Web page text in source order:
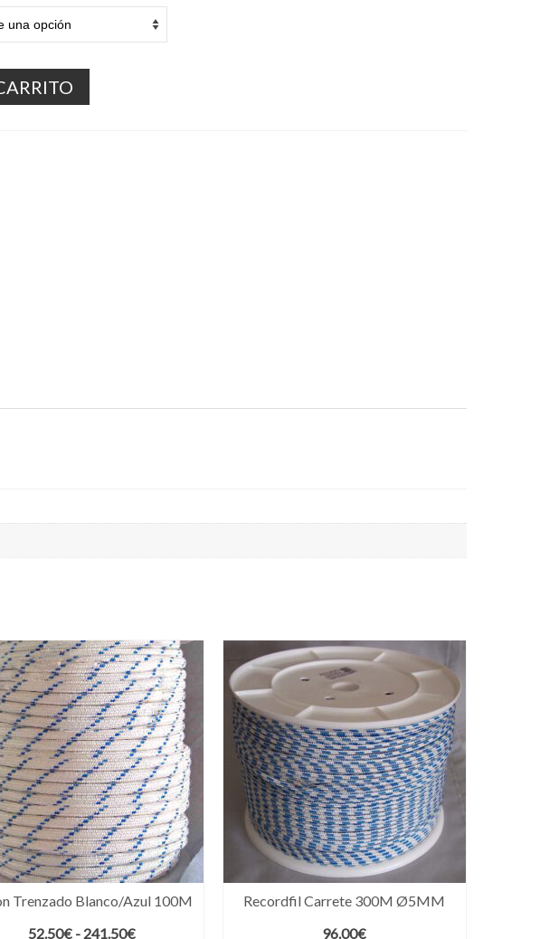
precios:
desde
19.20€
hasta
30.00€
Trenzado Blanco/Azul 100M
52.50€ - 241.50€Rango
Recordfil Carrete 300M Ø5MM
96.00€